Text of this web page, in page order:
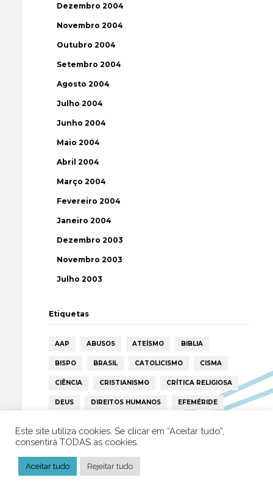
Dezembro 2004
Novembro 2004
Outubro 2004
Setembro 2004
Agosto 2004
Julho 2004
Junho 2004
Maio 2004
Abril 2004
Março 2004
Fevereiro 2004
Janeiro 2004
Dezembro 2003
Novembro 2003
Julho 2003
Etiquetas
AAP ABUSOS ATEÍSMO BIBLIA
BISPO BRASIL CATOLICISMO CISMA
CIÊNCIA CRISTIANISMO CRÍTICA RELIGIOSA
DEUS DIREITOS HUMANOS EFEMÉRIDE
FÁTIMA HISTÓRIA
Este site utiliza cookies. Se clicar em “Aceitar tudo”,
consentirá TODAS as cookies.
Aceitar tudo Rejeitar tudo